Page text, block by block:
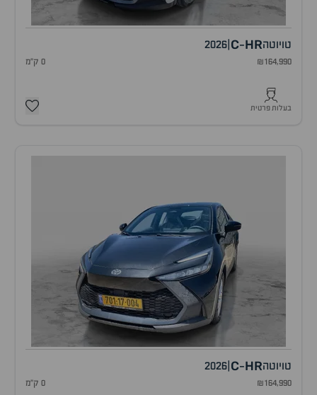
טויוטה C-HR
2026
₪164,990 0 ק"מ
בעלות פרטית
טויוטה C-HR
2026
₪164,990 0 ק"מ